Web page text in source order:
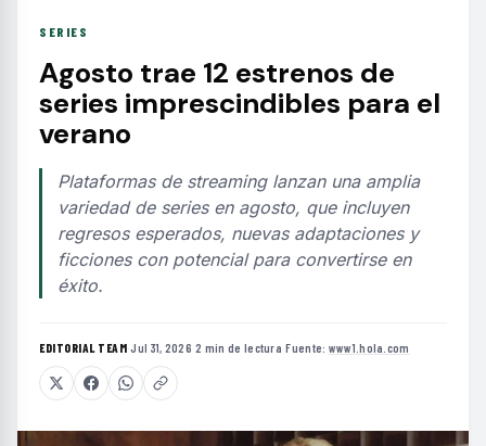
SERIES
Agosto trae 12 estrenos de
series imprescindibles para el
verano
Plataformas de streaming lanzan una amplia
variedad de series en agosto, que incluyen
regresos esperados, nuevas adaptaciones y
ficciones con potencial para convertirse en
éxito.
EDITORIAL TEAM·Jul 31, 2026·2 min de lectura·Fuente: www1.hola.com